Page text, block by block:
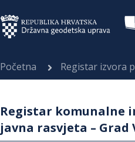
Početna Registar izvora
Registar komunalne
javna rasvjeta – Grad